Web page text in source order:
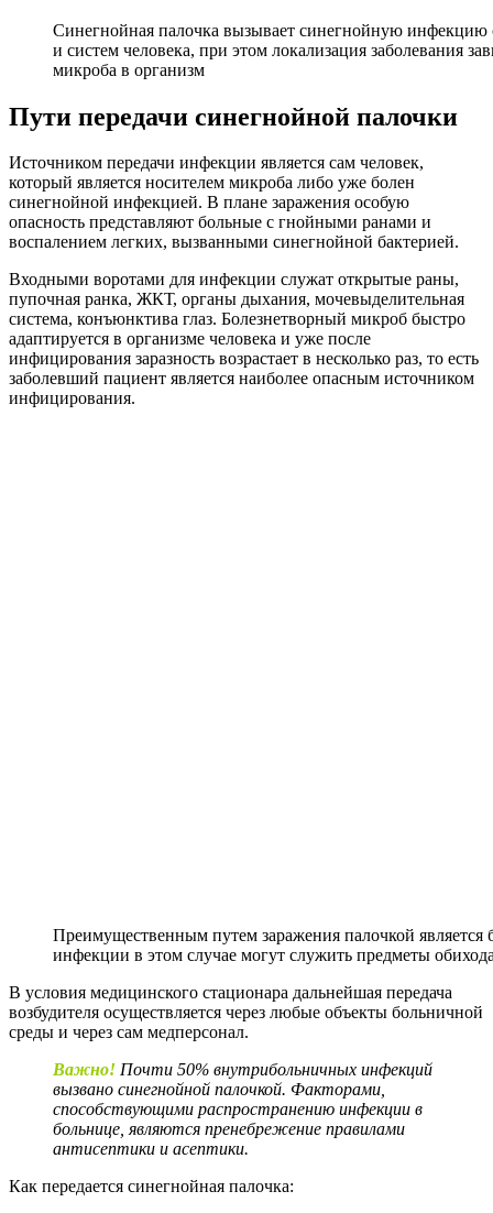
Синегнойная палочка вызывает синегнойную инфекцию
и систем человека, при этом локализация заболевания
микроба в организм
Пути передачи синегнойной палочки
Источником передачи инфекции является сам человек,
который является носителем микроба либо уже болен
синегнойной инфекцией. В плане заражения особую
опасность представляют больные с гнойными ранами и
воспалением легких, вызванными синегнойной бактерией.
Входными воротами для инфекции служат открытые раны,
пупочная ранка, ЖКТ, органы дыхания, мочевыделительная
система, конъюнктива глаз. Болезнетворный микроб быстро
адаптируется в организме человека и уже после
инфицирования заразность возрастает в несколько раз, то есть
заболевший пациент является наиболее опасным источником
инфицирования.
Преимущественным путем заражения палочкой является
инфекции в этом случае могут служить предметы
В условия медицинского стационара дальнейшая передача
возбудителя осуществляется через любые объекты больничной
среды и через сам медперсонал.
Важно! Почти 50% внутрибольничных инфекций
вызвано синегнойной палочкой. Факторами,
способствующими распространению инфекции в
больнице, являются пренебрежение правилами
антисептики и асептики.
Как передается синегнойная палочка: